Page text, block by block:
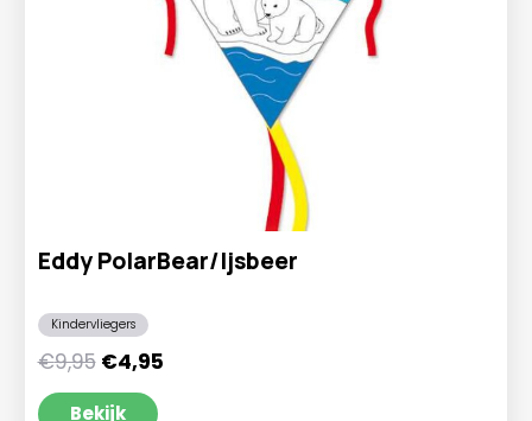
Eddy PolarBear/Ijsbeer
Kindervliegers
€9,95 Oorspronkelijke
prijs
was:
€4,95Huidige
Bekijk